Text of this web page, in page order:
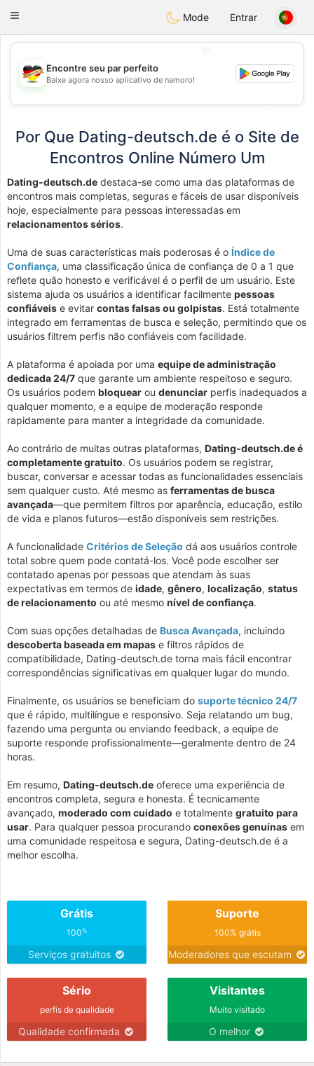
DeutschDating
Toggle
Mode Entrar
💖
💕
Encontre seu par perfeito
Baixe agora nosso aplicativo de namoro!
Por Que Dating-deutsch.de é o Site de
Encontros Online Número Um
Dating-deutsch.de destaca-se como uma das plataformas de
encontros mais completas, seguras e fáceis de usar disponíveis
hoje, especialmente para pessoas interessadas em
relacionamentos sérios.
Uma de suas características mais poderosas é o Índice de
Confiança, uma classificação única de confiança de 0 a 1 que
reflete quão honesto e verificável é o perfil de um usuário. Este
sistema ajuda os usuários a identificar facilmente pessoas
confiáveis e evitar contas falsas ou golpistas. Está totalmente
integrado em ferramentas de busca e seleção, permitindo que os
usuários filtrem perfis não confiáveis com facilidade.
A plataforma é apoiada por uma equipe de administração
dedicada 24/7 que garante um ambiente respeitoso e seguro.
Os usuários podem bloquear ou denunciar perfis inadequados a
qualquer momento, e a equipe de moderação responde
rapidamente para manter a integridade da comunidade.
Ao contrário de muitas outras plataformas, Dating-deutsch.de é
completamente gratuito. Os usuários podem se registrar,
buscar, conversar e acessar todas as funcionalidades essenciais
sem qualquer custo. Até mesmo as ferramentas de busca
avançada—que permitem filtros por aparência, educação, estilo
de vida e planos futuros—estão disponíveis sem restrições.
A funcionalidade Critérios de Seleção dá aos usuários controle
total sobre quem pode contatá-los. Você pode escolher ser
contatado apenas por pessoas que atendam às suas
expectativas em termos de idade, gênero, localização, status
de relacionamento ou até mesmo nível de confiança.
Com suas opções detalhadas de Busca Avançada, incluindo
descoberta baseada em mapas e filtros rápidos de
compatibilidade, Dating-deutsch.de torna mais fácil encontrar
correspondências significativas em qualquer lugar do mundo.
Finalmente, os usuários se beneficiam do suporte técnico 24/7
que é rápido, multilíngue e responsivo. Seja relatando um bug,
fazendo uma pergunta ou enviando feedback, a equipe de
suporte responde profissionalmente—geralmente dentro de 24
horas.
Em resumo, Dating-deutsch.de oferece uma experiência de
encontros completa, segura e honesta. É tecnicamente
avançado, moderado com cuidado e totalmente gratuito para
usar. Para qualquer pessoa procurando conexões genuínas em
uma comunidade respeitosa e segura, Dating-deutsch.de é a
melhor escolha.
Grátis
100%
Serviços gratuitos
Suporte
100% grátis
Moderadores que escutam
Sério
perfis de qualidade
Qualidade confirmada
Visitantes
Muito visitado
O melhor